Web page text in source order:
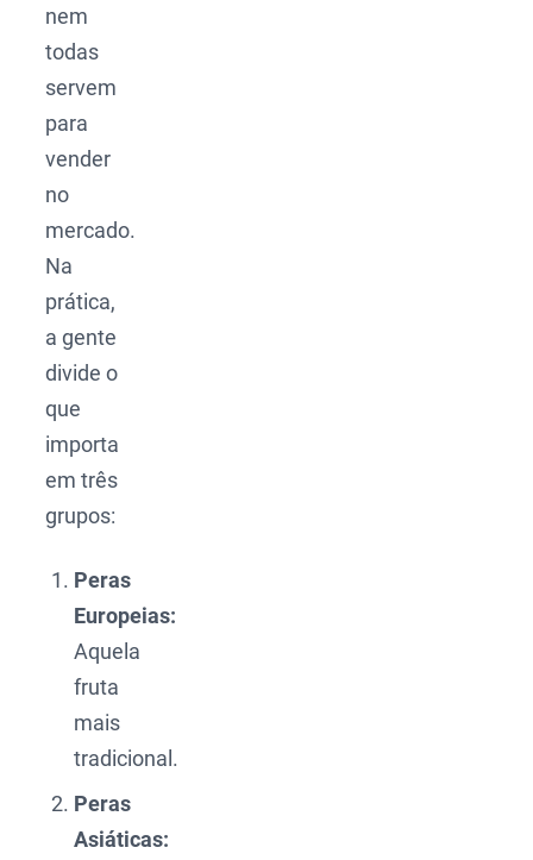
nem
todas
servem
para
vender
no
mercado.
Na
prática,
a gente
divide o
que
importa
em três
grupos:
Peras
Europeias:
Aquela
fruta
mais
tradicional.
Peras
Asiáticas: